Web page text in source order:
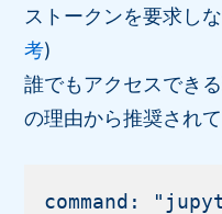
ストークンを要求し
考)
誰でもアクセスでき
の理由から推奨されて
command: